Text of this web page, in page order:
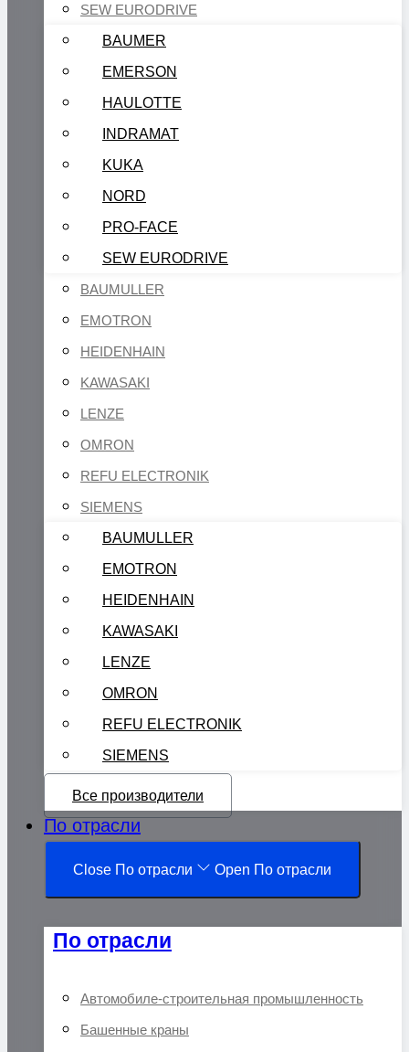
SEW EURODRIVE
BAUMER
EMERSON
HAULOTTE
INDRAMAT
KUKA
NORD
PRO-FACE
SEW EURODRIVE
BAUMULLER
EMOTRON
HEIDENHAIN
KAWASAKI
LENZE
OMRON
REFU ELECTRONIK
SIEMENS
BAUMULLER
EMOTRON
HEIDENHAIN
KAWASAKI
LENZE
OMRON
REFU ELECTRONIK
SIEMENS
Все производители
По отрасли
Close По отрасли Open По отрасли
По отрасли
Автомобиле-строительная промышленность
Башенные краны